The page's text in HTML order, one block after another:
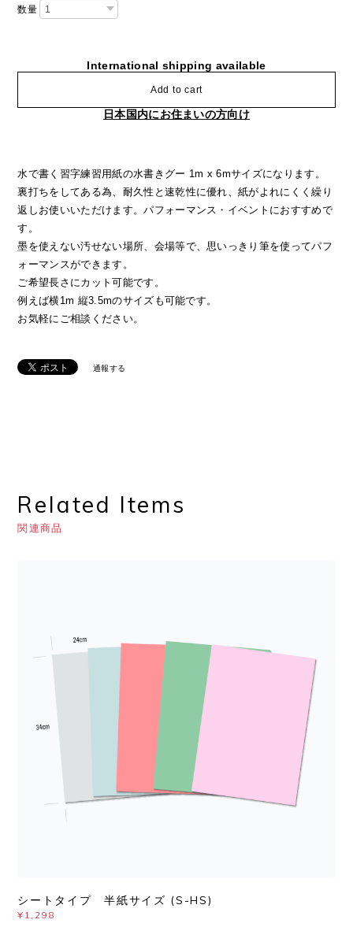
数量
International shipping available
Add to cart
日本国内にお住まいの方向け
水で書く習字練習用紙の水書きグー 1m x 6mサイズになります。
裏打ちをしてある為、耐久性と速乾性に優れ、紙がよれにくく繰り
返しお使いいただけます。パフォーマンス・イベントにおすすめで
す。
墨を使えない汚せない場所、会場等で、思いっきり筆を使ってパフ
ォーマンスができます。
ご希望長さにカット可能です。
例えば横1m 縦3.5mのサイズも可能です。
お気軽にご相談ください。
通報する
Related Items
関連商品
シートタイプ 半紙サイズ (S-HS)
¥1,298